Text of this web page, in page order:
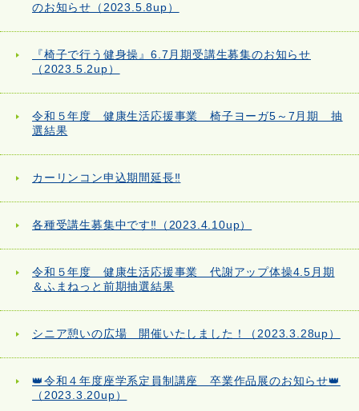
のお知らせ（2023.5.8up）
『椅子で行う健身操』6.7月期受講生募集のお知らせ
（2023.5.2up）
令和５年度 健康生活応援事業 椅子ヨーガ5～7月期 抽
選結果
カーリンコン申込期間延長‼
各種受講生募集中です‼（2023.4.10up）
令和５年度 健康生活応援事業 代謝アップ体操4.5月期
＆ふまねっと前期抽選結果
シニア憩いの広場 開催いたしました！（2023.3.28up）
👑令和４年度座学系定員制講座 卒業作品展のお知らせ👑
（2023.3.20up）